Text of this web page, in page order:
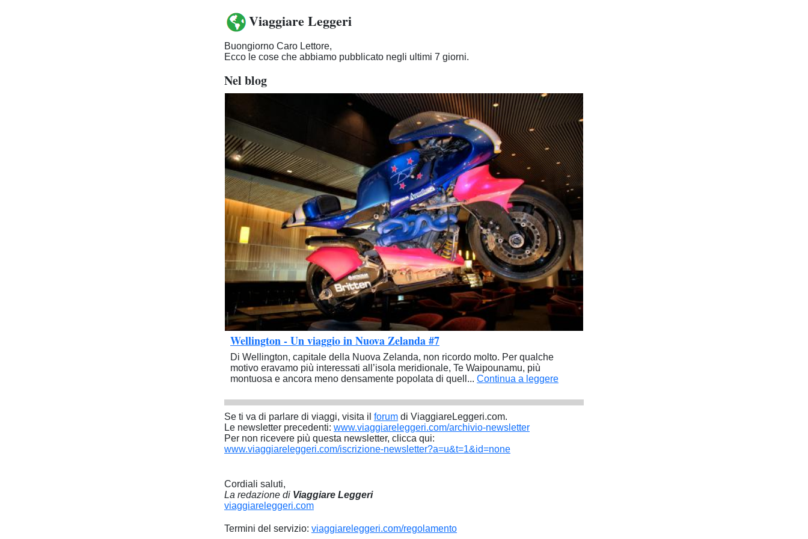
Viaggiare Leggeri
Buongiorno Caro Lettore,
Ecco le cose che abbiamo pubblicato negli ultimi 7 giorni.
Nel blog
Wellington - Un viaggio in Nuova Zelanda #7
Di Wellington, capitale della Nuova Zelanda, non ricordo molto. Per qualche
motivo eravamo più interessati all’isola meridionale, Te Waipounamu, più
montuosa e ancora meno densamente popolata di quell... Continua a leggere
Se ti va di parlare di viaggi, visita il forum di ViaggiareLeggeri.com.
Le newsletter precedenti: www.viaggiareleggeri.com/archivio-newsletter
Per non ricevere più questa newsletter, clicca qui:
www.viaggiareleggeri.com/iscrizione-newsletter?a=u&t=1&id=none
Cordiali saluti,
La redazione di Viaggiare Leggeri
viaggiareleggeri.com
Termini del servizio: viaggiareleggeri.com/regolamento